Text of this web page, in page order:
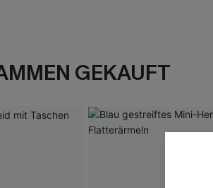
GEKAUFT